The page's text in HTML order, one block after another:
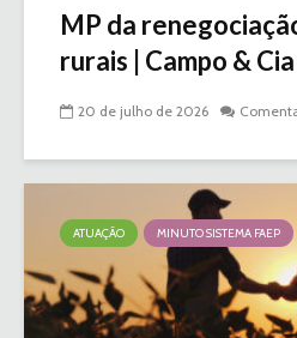
MP da
rurais | Campo &
20 de julho de 2026
ATUAÇÃO MINUTO SISTEMA FAEP